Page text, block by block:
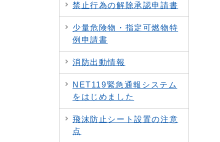
禁止行為の解除承認申請書
少量危険物・指定可燃物特
例申請書
消防出動情報
NET119緊急通報システム
をはじめました
飛沫防止シート設置の注意
点